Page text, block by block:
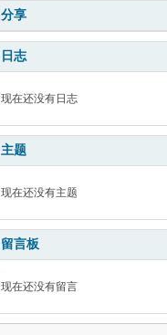
分享
日志
现在还没有日志
主题
现在还没有主题
留言板
现在还没有留言